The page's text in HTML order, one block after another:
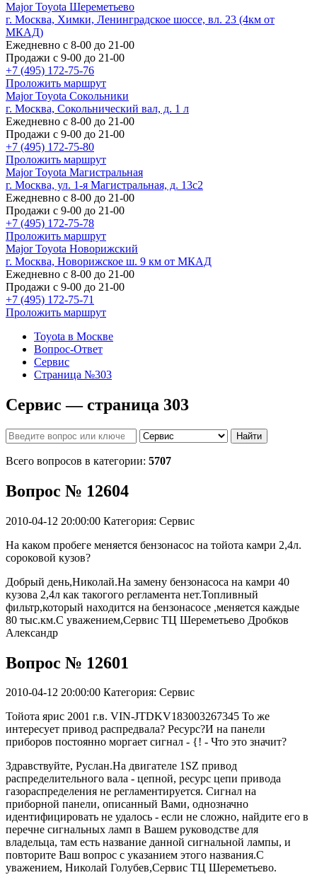
Major Toyota Шереметьево
г. Москва, Химки, Ленинградское шоссе, вл. 23 (4км от
МКАД)
Ежедневно с 8-00 до 21-00
Продажи с 9-00 до 21-00
+7 (495) 172-75-76
Проложить маршрут
Major Toyota Сокольники
г. Москва, Сокольнический вал, д. 1 л
Ежедневно с 8-00 до 21-00
Продажи с 9-00 до 21-00
+7 (495) 172-75-80
Проложить маршрут
Major Toyota Магистральная
г. Москва, ул. 1-я Магистральная, д. 13с2
Ежедневно с 8-00 до 21-00
Продажи с 9-00 до 21-00
+7 (495) 172-75-78
Проложить маршрут
Major Toyota Новорижский
г. Москва, Новорижское ш. 9 км от МКАД
Ежедневно с 8-00 до 21-00
Продажи с 9-00 до 21-00
+7 (495) 172-75-71
Проложить маршрут
Toyota в Москве
Вопрос-Ответ
Сервис
Страница №303
Сервис — страница 303
Найти
Всего вопросов в категории: 5707
Вопрос № 12604
2010-04-12 20:00:00 Категория: Сервис
На каком пробеге меняется бензонасос на тойота камри 2,4л.
сороковой кузов?
Добрый день,Николай.На замену бензонасоса на камри 40
кузова 2,4л как такогого регламента нет.Топливный
фильтр,который находится на бензонасосе ,меняется каждые
80 тыс.км.С уважением,Сервис ТЦ Шереметьево Дробков
Александр
Вопрос № 12601
2010-04-12 20:00:00 Категория: Сервис
Тойота ярис 2001 г.в. VIN-JTDKV183003267345 То же
интересует привод распредвала? Ресурс?И на панели
приборов постоянно моргает сигнал - {! - Что это значит?
Здравствуйте, Руслан.На двигателе 1SZ привод
распределительного вала - цепной, ресурс цепи привода
газораспределения не регламентируется. Сигнал на
приборной панели, описанный Вами, однозначно
идентифицировать не удалось - если не сложно, найдите его в
перечне сигнальных ламп в Вашем руководстве для
владельца, там есть название данной сигнальной лампы, и
повторите Ваш вопрос с указанием этого названия.С
уважением, Николай Голубев,Сервис ТЦ Шереметьево.